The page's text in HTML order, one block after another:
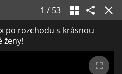
1 / 53
po rozchodu s krásnou
ženy!